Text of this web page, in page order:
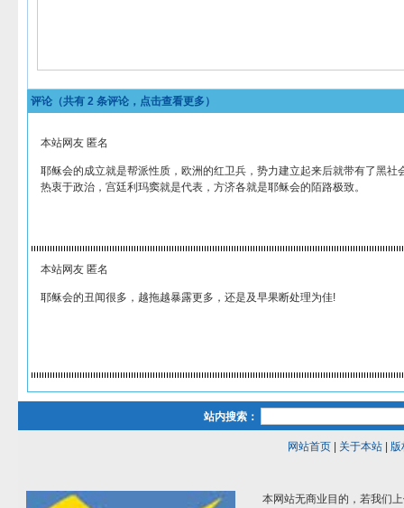
评论（共有 2 条评论，点击查看更多）
本站网友 匿名
耶稣会的成立就是帮派性质，欧洲的红卫兵，势力建立起来后就带有了黑社
热衷于政治，宫廷利玛窦就是代表，方济各就是耶稣会的陌路极致。
本站网友 匿名
耶稣会的丑闻很多，越拖越暴露更多，还是及早果断处理为佳!
站内搜索：
网站首页| 关于本站| 版
本网站无商业目的，若我们